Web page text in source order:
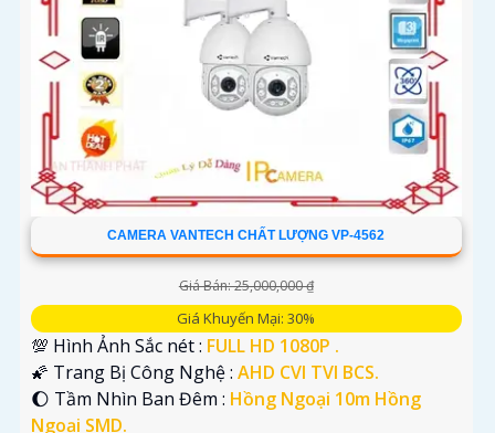
CAMERA VANTECH CHẤT LƯỢNG VP-4562
Giá Bán: 25,000,000 ₫
Giá Khuyến Mại: 30%
💯 Hình Ảnh Sắc nét : FULL HD 1080P .
🌠 Trang Bị Công Nghệ : AHD CVI TVI BCS.
🌔 Tầm Nhìn Ban Đêm : Hồng Ngoại 10m Hồng
Ngoại SMD.